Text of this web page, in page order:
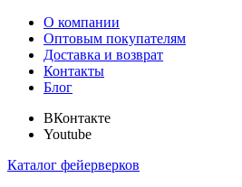
О компании
Оптовым покупателям
Доставка и возврат
Контакты
Блог
ВКонтакте
Youtube
Каталог фейерверков